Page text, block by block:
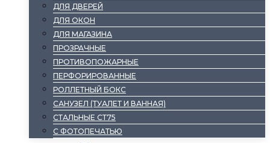
ДЛЯ ДВЕРЕЙ
ДЛЯ ОКОН
ДЛЯ МАГАЗИНА
ПРОЗРАЧНЫЕ
ПРОТИВОПОЖАРНЫЕ
ПЕРФОРИРОВАННЫЕ
РОЛЛЕТНЫЙ БОКС
САНУЗЕЛ (ТУАЛЕТ И ВАННАЯ)
СТАЛЬНЫЕ СТ75
С ФОТОПЕЧАТЬЮ